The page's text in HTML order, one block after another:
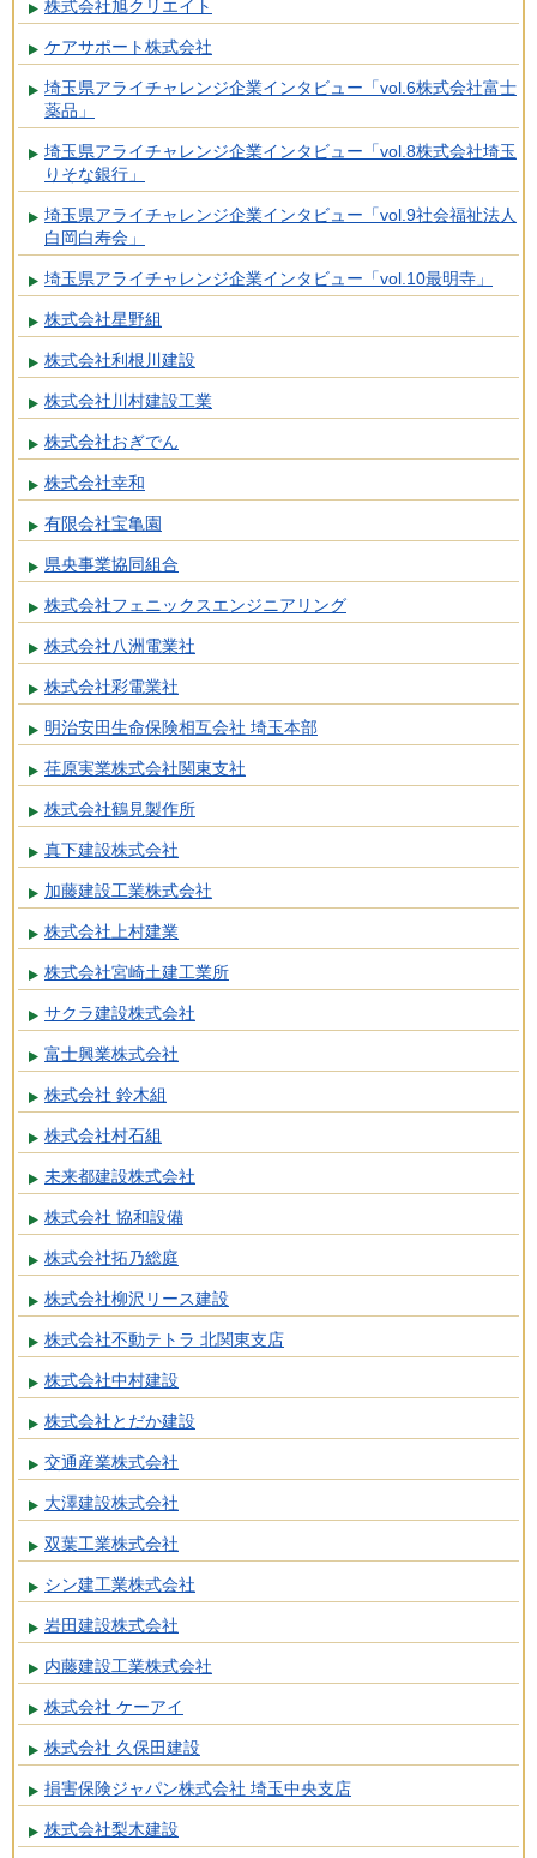
株式会社旭クリエイト
ケアサポート株式会社
埼玉県アライチャレンジ企業インタビュー「vol.6株式会社富士
薬品」
埼玉県アライチャレンジ企業インタビュー「vol.8株式会社埼玉
りそな銀行」
埼玉県アライチャレンジ企業インタビュー「vol.9社会福祉法人
白岡白寿会」
埼玉県アライチャレンジ企業インタビュー「vol.10最明寺」
株式会社星野組
株式会社利根川建設
株式会社川村建設工業
株式会社おぎでん
株式会社幸和
有限会社宝亀園
県央事業協同組合
株式会社フェニックスエンジニアリング
株式会社八洲電業社
株式会社彩電業社
明治安田生命保険相互会社 埼玉本部
荏原実業株式会社関東支社
株式会社鶴見製作所
真下建設株式会社
加藤建設工業株式会社
株式会社上村建業
株式会社宮崎土建工業所
サクラ建設株式会社
富士興業株式会社
株式会社 鈴木組
株式会社村石組
未来都建設株式会社
株式会社 協和設備
株式会社拓乃総庭
株式会社柳沢リース建設
株式会社不動テトラ 北関東支店
株式会社中村建設
株式会社とだか建設
交通産業株式会社
大澤建設株式会社
双葉工業株式会社
シン建工業株式会社
岩田建設株式会社
内藤建設工業株式会社
株式会社 ケーアイ
株式会社 久保田建設
損害保険ジャパン株式会社 埼玉中央支店
株式会社梨木建設